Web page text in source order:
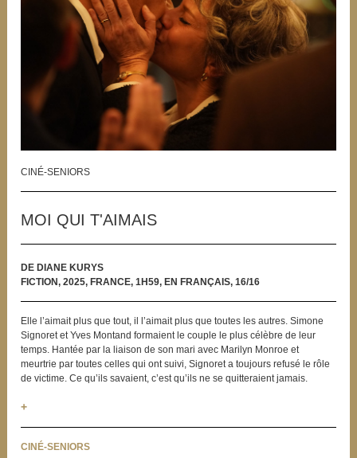
CINÉ-SENIORS
MOI QUI T'AIMAIS
DE DIANE KURYS
FICTION, 2025, FRANCE, 1H59, EN FRANÇAIS, 16/16
Elle l’aimait plus que tout, il l’aimait plus que toutes les autres. Simone
Signoret et Yves Montand formaient le couple le plus célèbre de leur
temps. Hantée par la liaison de son mari avec Marilyn Monroe et
meurtrie par toutes celles qui ont suivi, Signoret a toujours refusé le rôle
de victime. Ce qu’ils savaient, c’est qu’ils ne se quitteraient jamais.
+
CINÉ-SENIORS